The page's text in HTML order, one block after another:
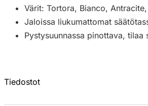
Värit: Tortora, Bianco,
Jaloissa liukumattomat
Pystysuunnassa pinottava, tilaa
Tiedostot